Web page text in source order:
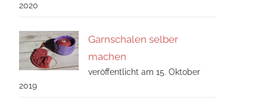
2020
Garnschalen selber
machen
veröffentlicht am 15. Oktober
2019